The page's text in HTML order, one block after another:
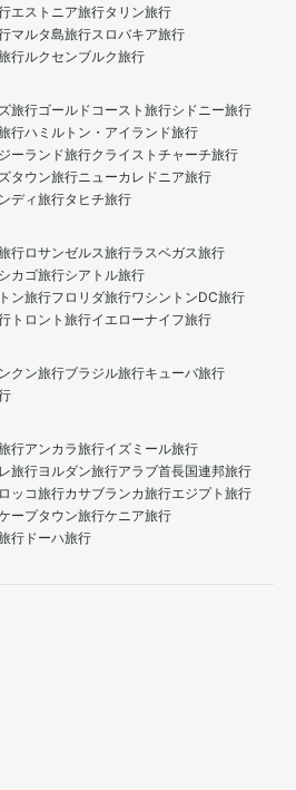
エストニア旅行タリン旅行
マルタ島旅行スロバキア旅行
行ルクセンブルク旅行
旅行ゴールドコースト旅行シドニー旅行
行ハミルトン・アイランド旅行
ーランド旅行クライストチャーチ旅行
タウン旅行ニューカレドニア旅行
ディ旅行タヒチ旅行
行ロサンゼルス旅行ラスベガス旅行
シカゴ旅行シアトル旅行
ン旅行フロリダ旅行ワシントンDC旅行
トロント旅行イエローナイフ旅行
クン旅行ブラジル旅行キューバ旅行
行アンカラ旅行イズミール旅行
旅行ヨルダン旅行アラブ首長国連邦旅行
ッコ旅行カサブランカ旅行エジプト旅行
ープタウン旅行ケニア旅行
行 ドーハ旅行